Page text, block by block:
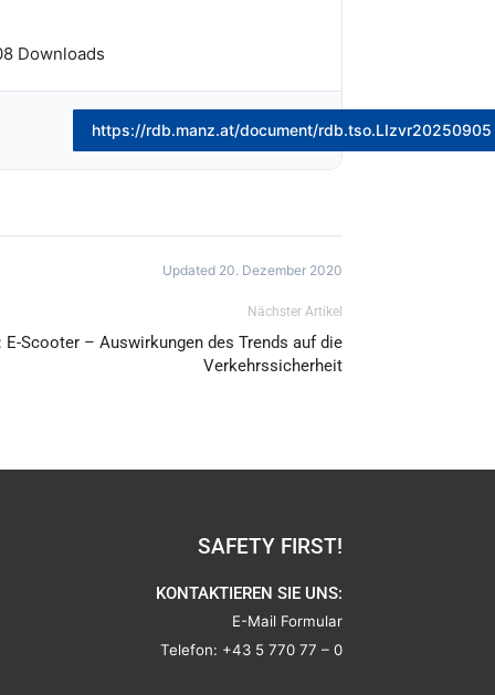
Downloads
https://rdb.manz.at/document/rdb.tso.LIzvr20250905
Updated 20. Dezember 2020
Nächster Artikel
E-Scooter – Auswirkungen des Trends auf die
Verkehrssicherheit
SAFETY FIRST!
KONTAKTIEREN SIE UNS:
E-Mail Formular
Telefon: +43 5 770 77 – 0